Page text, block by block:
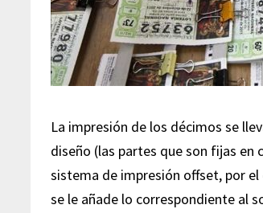
La impresión de los décimos se
diseño (las partes que son fijas
sistema de impresión offset, por
se le añade lo correspondiente al